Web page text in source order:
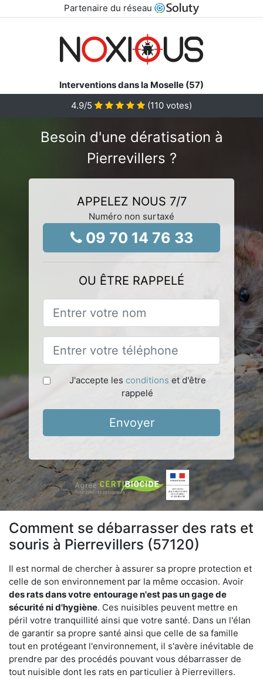
Partenaire du réseau
Interventions dans la Moselle (57)
4.9/5 (110 votes)
Besoin d'une dératisation à
Pierrevillers ?
APPELEZ NOUS 7/7
Numéro non surtaxé
09 70 14 76 33
OU ÊTRE RAPPELÉ
J'accepte les conditions et d'être
rappelé
Envoyer
Comment se débarrasser des rats et
souris à Pierrevillers (57120)
Il est normal de chercher à assurer sa propre protection et
celle de son environnement par la même occasion. Avoir
des rats dans votre entourage n'est pas un gage de
sécurité ni d'hygiène. Ces nuisibles peuvent mettre en
péril votre tranquillité ainsi que votre santé. Dans un l'élan
de garantir sa propre santé ainsi que celle de sa famille
tout en protégeant l'environnement, il s'avère inévitable de
prendre par des procédés pouvant vous débarrasser de
tout nuisible dont les rats en particulier à Pierrevillers.